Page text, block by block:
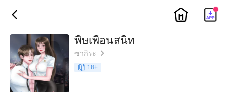
ic_back ic_home
พิษเพื่อนสนิท
ซากิระ ic_arrow_right
book_age 18+